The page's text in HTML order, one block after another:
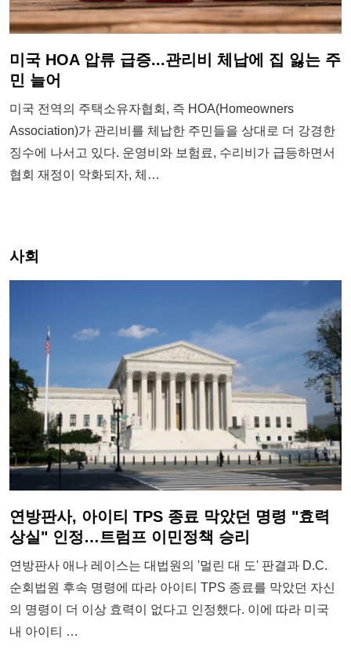
미국 HOA 압류 급증...관리비 체납에 집 잃는 주
민 늘어
미국 전역의 주택소유자협회, 즉 HOA(Homeowners
Association)가 관리비를 체납한 주민들을 상대로 더 강경한
징수에 나서고 있다. 운영비와 보험료, 수리비가 급등하면서
협회 재정이 악화되자, 체…
사회
연방판사, 아이티 TPS 종료 막았던 명령 "효력
상실" 인정…트럼프 이민정책 승리
연방판사 애나 레이스는 대법원의 '멀린 대 도' 판결과 D.C.
순회법원 후속 명령에 따라 아이티 TPS 종료를 막았던 자신
의 명령이 더 이상 효력이 없다고 인정했다. 이에 따라 미국
내 아이티 …